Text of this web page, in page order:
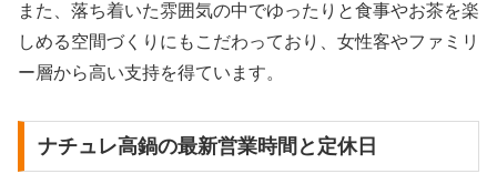
また、落ち着いた雰囲気の中でゆったりと食事やお茶を楽
しめる空間づくりにもこだわっており、女性客やファミリ
ー層から高い支持を得ています。
ナチュレ高鍋の最新営業時間と定休日